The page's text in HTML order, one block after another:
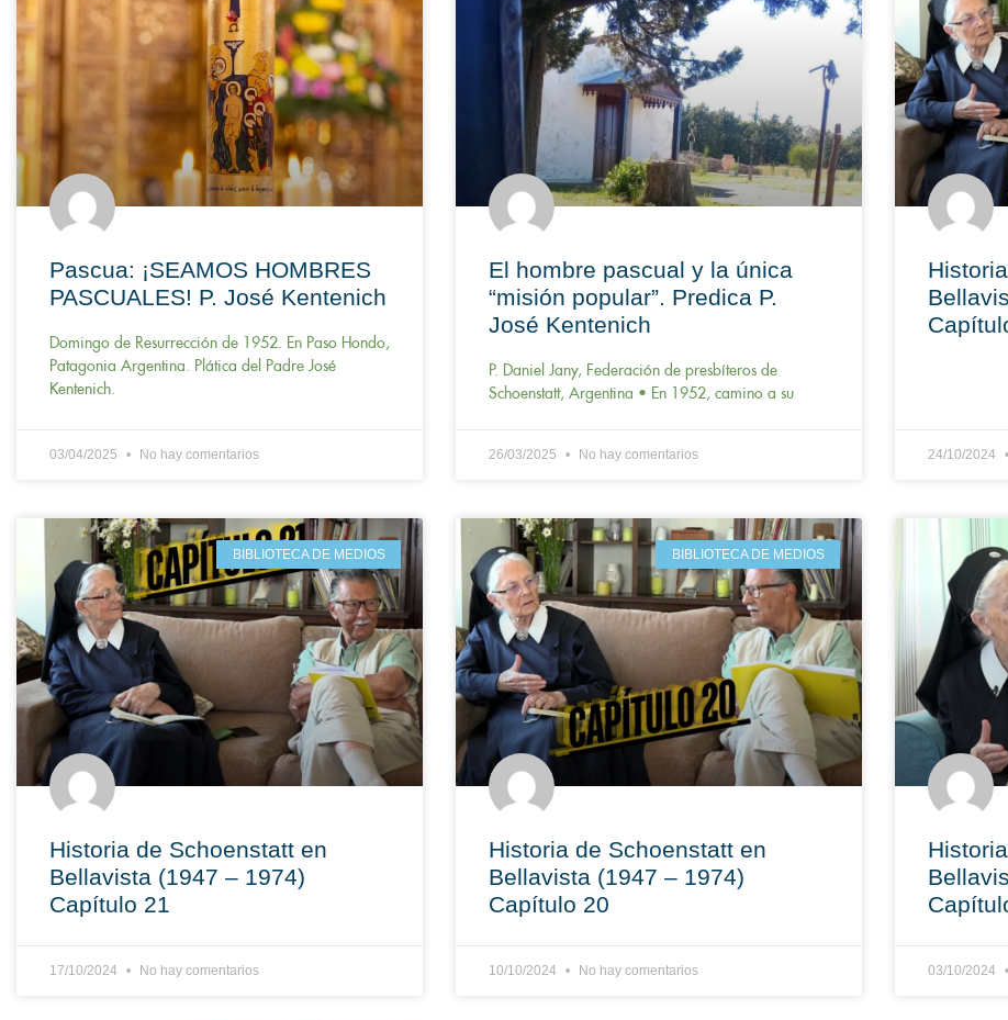
Pascua: ¡SEAMOS HOMBRES
PASCUALES! P. José Kentenich
Domingo de Resurrección de 1952. En Paso Hondo,
Patagonia Argentina. Plática del Padre José
Kentenich.
03/04/2025 No hay comentarios
El hombre pascual y la única
“misión popular”. Predica P.
José Kentenich
P. Daniel Jany, Federación de presbíteros de
Schoenstatt, Argentina • En 1952, camino a su
26/03/2025 No hay comentarios 24/10/2024
BIBLIOTECA DE MEDIOS
Historia de Schoenstatt en
Bellavista (1947 – 1974)
Capítulo 21
17/10/2024 No hay comentarios
BIBLIOTECA DE MEDIOS
Historia de Schoenstatt en
Bellavista (1947 – 1974)
Capítulo 20
10/10/2024 No hay comentarios 03/10/2024